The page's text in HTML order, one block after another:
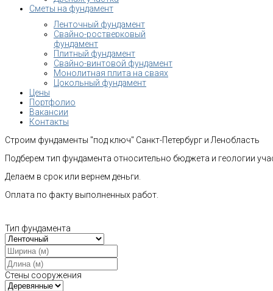
Сметы на фундамент
Ленточный фундамент
Свайно-ростверковый
фундамент
Плитный фундамент
Свайно-винтовой фундамент
Монолитная плита на сваях
Цокольный фундамент
Цены
Портфолио
Вакансии
Контакты
Строим фундаменты "под ключ" Санкт-Петербург и Ленобласть
Подберем тип фундамента относительно бюджета и геологии
Делаем в срок или вернем деньги.
Оплата по факту выполненных работ.
Тип фундамента
Стены сооружения